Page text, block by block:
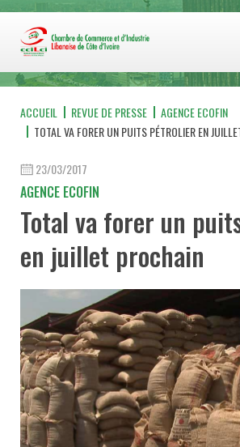
ACCUEIL REVUE DE PRESSE
AGENCE ECOFIN
TOTAL VA FORER UN PUITS PÉTROLIER EN
23/03/2017
AGENCE ECOFIN
Total va forer un
en juillet prochain